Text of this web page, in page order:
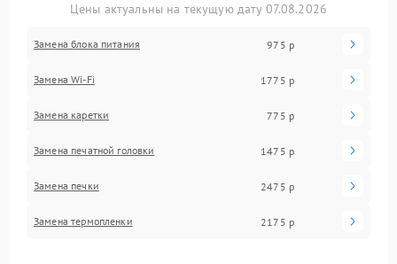
Цены актуальны на текущую дату 07.08.2026
Замена блока питания 975 р
Замена Wi-Fi 1775 р
Замена каретки 775 р
Замена печатной головки 1475 р
Замена печки 2475 р
Замена термопленки 2175 р